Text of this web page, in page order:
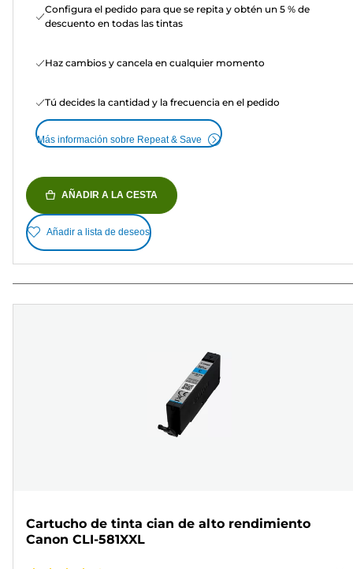
Configura el pedido para que se repita y obtén un 5 % de
descuento en todas las tintas
Haz cambios y cancela en cualquier momento
Tú decides la cantidad y la frecuencia en el pedido
Más información sobre Repeat & Save
AÑADIR A LA CESTA
Añadir a lista de deseos
Cartucho de tinta cian de alto rendimiento
Canon CLI-581XXL